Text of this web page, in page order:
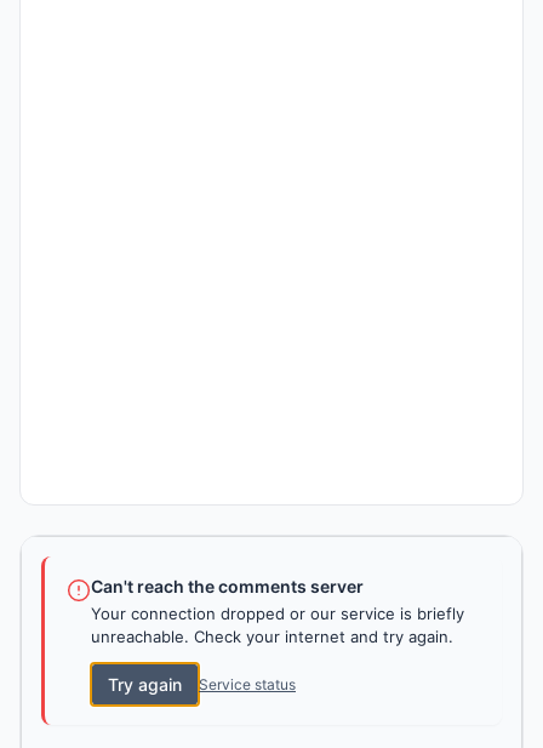
Can't reach the comments server
Your connection dropped or our service is briefly
unreachable. Check your internet and try again.
Try again Service status